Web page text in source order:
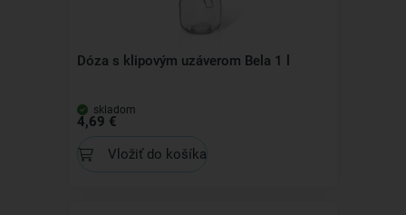
Dóza s klipovým uzáverom Bela 1 l
skladom
4,69 €
Vložiť do košíka